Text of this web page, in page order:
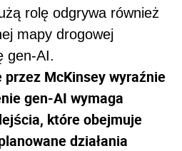
rolę odgrywa również
mapy drogowej
gen-AI.
McKinsey wyraźnie
gen-AI wymaga
które obejmuje
działania